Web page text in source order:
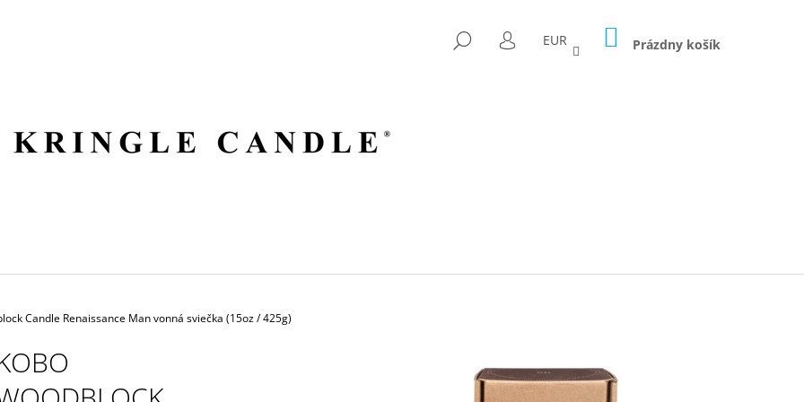
HĽADAŤ
PRIHLÁSENIE
EUR NÁKUPNÝ
KOŠÍK
Prázdny košík
Candle Renaissance Man vonná sviečka (15oz / 425g)
HERMANOS APOTHECARY VOLUSPA JAPONICA FORAGED